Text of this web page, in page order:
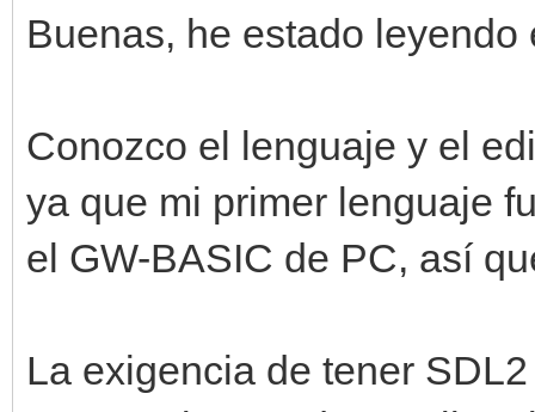
Buenas, he estado
Conozco el lenguaje y el
ya que mi primer lenguaje
el GW-BASIC de PC, así
La exigencia de tener